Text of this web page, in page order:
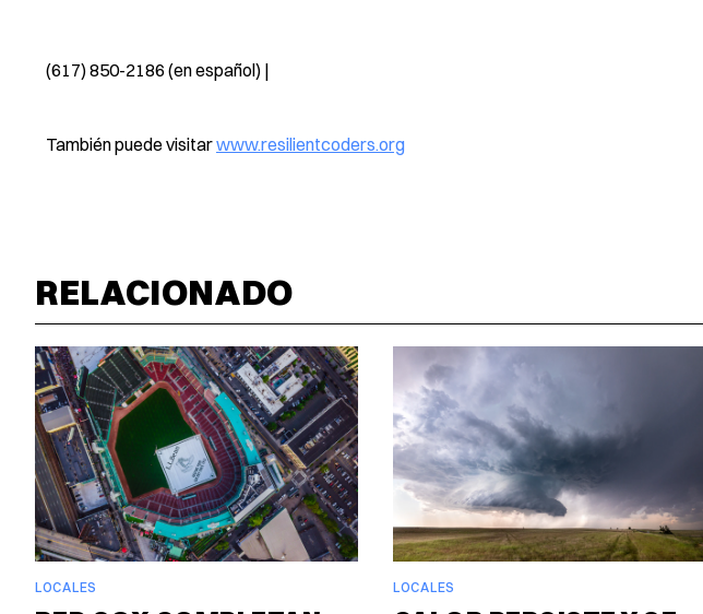
(617) 850-2186 (en español) |
También puede visitarwww.resilientcoders.org
RELACIONADO
LOCALES LOCALES